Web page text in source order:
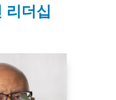
리더십